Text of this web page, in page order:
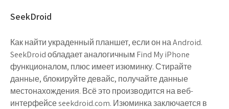
SeekDroid
Как найти украденный планшет, если он на Android.
SeekDroid обладает аналогичным Find My iPhone
функционалом, плюс имеет изюминку. Стирайте
данные, блокируйте девайс, получайте данные
местонахождения. Всё это производится на веб-
интерфейсе seekdroid.com. Изюминка заключается в